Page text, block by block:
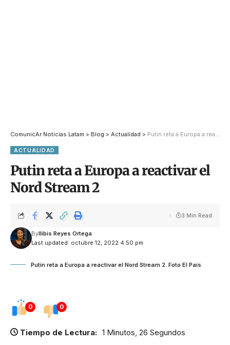
ComunicAr Noticias Latam > Blog > Actualidad > Putin reta a Europa a reactivar el Nord Stream 2
ACTUALIDAD
Putin reta a Europa a reactivar el
Nord Stream 2
Last updated: octubre 12, 2022 4:50 pm
ByIlibis Reyes Ortega
3 Min Read
Putin reta a Europa a reactivar el Nord Stream 2. Foto El País
0 0
Tiempo de Lectura: 1 Minutos, 26 Segundos